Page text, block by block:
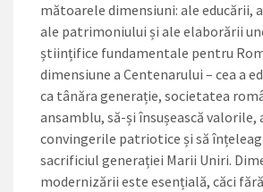
mătoarele dimensiuni: ale edu­cării,
ale patri­moniului și ale elaborării
științifice fundamentale pen­tru
dimensiune a Centenarului – cea a
ca tânăra generație, soci­etatea
ansamblu, să-și însușească
convingerile patriotice și să
sacrificiul generației Marii Uniri.
modernizării este esențială, căci